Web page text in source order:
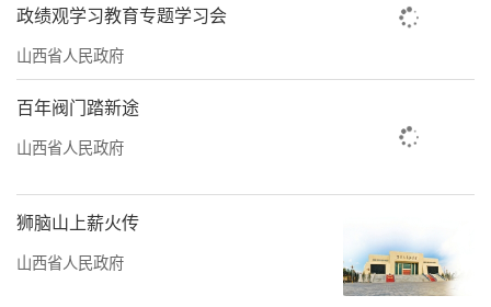
政绩观学习教育专题学习会
山西省人民政府
百年阀门踏新途
山西省人民政府
狮脑山上薪火传
山西省人民政府